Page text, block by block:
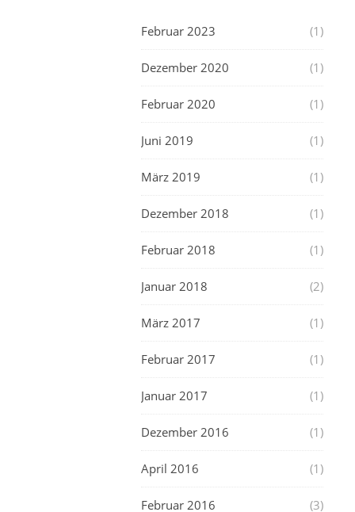
Februar 2023 (1)
Dezember 2020 (1)
Februar 2020 (1)
Juni 2019 (1)
März 2019 (1)
Dezember 2018 (1)
Februar 2018 (1)
Januar 2018 (2)
März 2017 (1)
Februar 2017 (1)
Januar 2017 (1)
Dezember 2016 (1)
April 2016 (1)
Februar 2016 (3)